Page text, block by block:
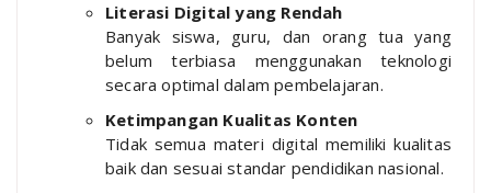
Literasi Digital yang Rendah
Banyak siswa, guru, dan orang tua yang
belum terbiasa menggunakan teknologi
secara optimal dalam pembelajaran.
Ketimpangan Kualitas Konten
Tidak semua materi digital memiliki kualitas
baik dan sesuai standar pendidikan nasional.